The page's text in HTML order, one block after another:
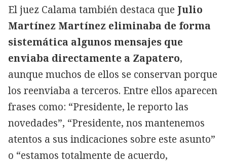
El juez Calama también destaca que Julio
Martínez Martínez eliminaba de forma
sistemática algunos mensajes que
enviaba directamente a Zapatero,
aunque muchos de ellos se conservan porque
los reenviaba a terceros. Entre ellos aparecen
frases como: “Presidente, le reporto las
novedades”, “Presidente, nos mantenemos
atentos a sus indicaciones sobre este asunto”
o “estamos totalmente de acuerdo,